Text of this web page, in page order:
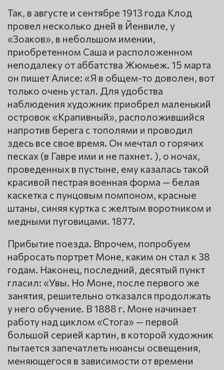
Так, в августе и сентябре 1913 года Клод
провел несколько дней в Йенвиле, у
«Зоаков», в небольшом имении,
приобретенном Саша и расположенном
неподалеку от аббатства Жюмьеж. 15 марта
он пишет Алисе: «Я в общем-то доволен, вот
только очень устал. Для удобства
наблюдения художник приобрел маленький
островок «Крапивный», расположившийся
напротив берега с тополями и проводил
здесь все свое время. Он мечтал о горячих
песках (в Гавре ими и не пахнет. ), о ночах,
проведенных в пустыне, ему казалась такой
красивой пестрая военная форма — белая
каскетка с пунцовым помпоном, красные
штаны, синяя куртка с желтым воротником и
медными пуговицами. 1877.
Прибытие поезда. Впрочем, попробуем
набросать портрет Моне, каким он стал к 38
годам. Наконец, последний, десятый пункт
гласил: «Увы. Но Моне, после первого же
занятия, решительно отказался продолжать
у него обучение. В 1888 г. Моне начинает
работу над циклом «Стога» — первой
большой серией картин, в которой художник
пытается запечатлеть нюансы освещения,
меняющегося в зависимости от времени